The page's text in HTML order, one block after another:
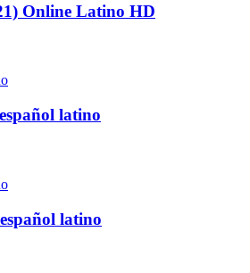
Online Latino HD
latino
latino